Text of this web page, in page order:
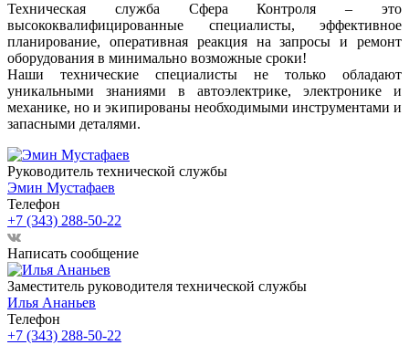
Техническая служба Сфера Контроля – это
высококвалифицированные специалисты, эффективное
планирование, оперативная реакция на запросы и ремонт
оборудования в минимально возможные сроки!
Наши технические специалисты не только обладают
уникальными знаниями в автоэлектрике, электронике и
механике, но и экипированы необходимыми инструментами и
запасными деталями.
Руководитель технической службы
Эмин Мустафаев
Телефон
+7 (343) 288-50-22
Написать сообщение
Заместитель руководителя технической службы
Илья Ананьев
Телефон
+7 (343) 288-50-22